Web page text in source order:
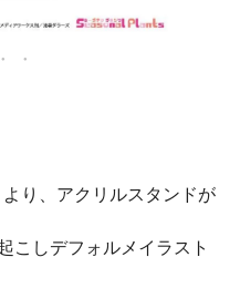
り、アクリルスタンドが
こしデフォルメイラスト